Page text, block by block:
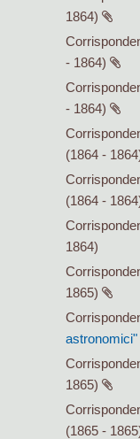
1864)
- 1864)
- 1864)
(1864 -
(1864 -
1864)
1865)
astronomici"
1865)
(1865 -